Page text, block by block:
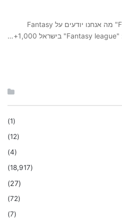
כל החדשות על "Fantasy league" מה אנחנו יודעים על Fantasy
(1)
(12)
(4)
(18,917)
(27)
(72)
(7)